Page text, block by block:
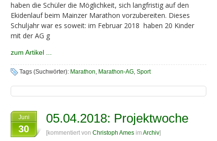
haben die Schüler die Möglichkeit, sich langfristig auf den
Ekidenlauf beim Mainzer Marathon vorzubereiten. Dieses
Schuljahr war es soweit: im Februar 2018 haben 20 Kinder
mit der AG g
zum Artikel ...
Tags (Suchwörter): Marathon, Marathon-AG,Sport
Juni
30
05.04.2018: Projektwoche
[kommentiert vonChristoph Ames imArchiv]